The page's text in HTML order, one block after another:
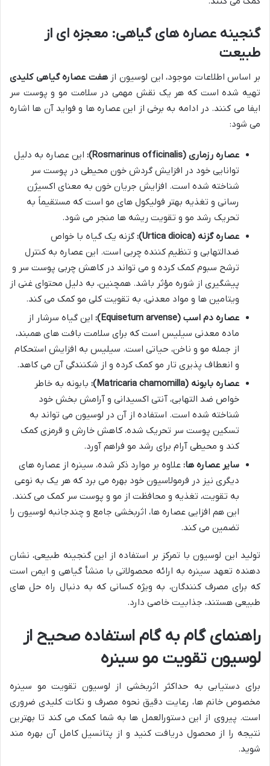
گنجینه عصاره های گیاهی: معجزه ای از
طبیعت
بر اساس اطلاعات موجود، این لوسیون ازهفت عصاره گیاهی کلیدی
تهیه شده است که هر یک نقش مهمی در سلامت مو و پوست سر
ایفا می کنند. در ادامه به برخی از این عصاره ها و فواید آن ها اشاره
می شود:
عصاره رزماری (Rosmarinus officinalis):
این عصاره به دلیل
توانایی خود در افزایش گردش خون محیطی در پوست سر
شناخته شده است. افزایش جریان خون به معنای اکسیژن
رسانی و تغذیه بهتر فولیکول های مو است که مستقیماً به
تحریک رشد مو و تقویت ریشه ها منجر می شود.
عصاره گزنه (Urtica dioica):
گزنه یک گیاه با خواص
ضدالتهابی و تنظیم کننده چربی است. این عصاره به کنترل
ترشح سبوم کمک کرده و می تواند در کاهش چربی پوست سر و
پیشگیری از شوره مؤثر باشد. همچنین، به دلیل محتوای غنی از
ویتامین ها و مواد معدنی، به تقویت کلی مو کمک می کند.
عصاره دم اسب (Equisetum arvense):
این گیاه سرشار از
ماده معدنی سیلیس است که برای سلامت بافت های همبند،
از جمله مو و ناخن، حیاتی است. سیلیس به افزایش استحکام
و انعطاف پذیری تار مو کمک کرده و از شکنندگی آن می کاهد.
عصاره بابونه (Matricaria chamomilla):
بابونه به خاطر
خواص ضد التهابی، آنتی اکسیدانی و آرامش بخش خود
شناخته شده است. استفاده از آن در لوسیون می تواند به
تسکین پوست سر تحریک شده، کاهش خارش و قرمزی کمک
کند و محیطی آرام برای رشد مو فراهم آورد.
سایر عصاره ها: علاوه بر موارد ذکر شده، سینره از عصاره های
دیگری نیز در فرمولاسیون خود بهره می برد که هر یک به نوعی
به تقویت، تغذیه و محافظت از مو و پوست سر کمک می کنند.
این هم افزایی عصاره ها، اثربخشی جامع و چندجانبه لوسیون را
تضمین می کند.
تولید این لوسیون با تمرکز بر استفاده از این گنجینه طبیعی، نشان
دهنده تعهد سینره به ارائه محصولاتی با منشأ گیاهی و ایمن است
که برای مصرف کنندگان، به ویژه کسانی که به دنبال راه حل های
طبیعی هستند، جذابیت خاصی دارد.
راهنمای گام به گام استفاده صحیح از
لوسیون تقویت مو سینره
برای دستیابی به حداکثر اثربخشی از لوسیون تقویت مو سینره
مخصوص خانم ها، رعایت دقیق نحوه مصرف و نکات کلیدی ضروری
است. پیروی از این دستورالعمل ها به شما کمک می کند تا بهترین
نتیجه را از محصول دریافت کنید و از پتانسیل کامل آن بهره مند
شوید.